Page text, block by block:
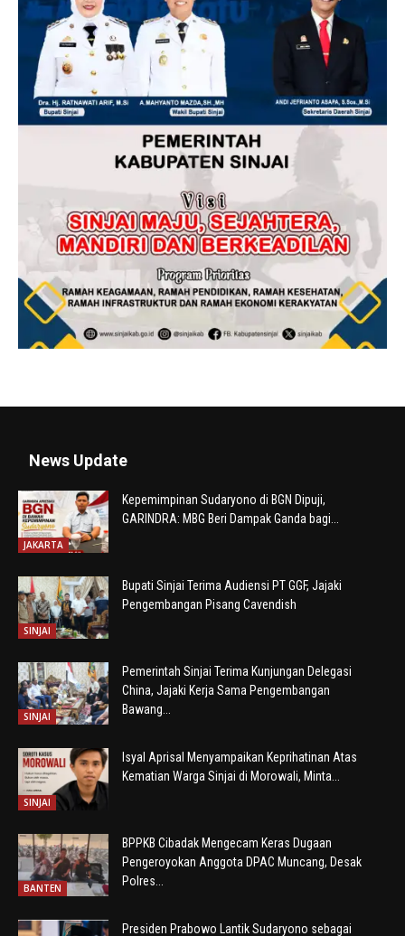
News Update
JAKARTA
Kepemimpinan Sudaryono di BGN Dipuji,
GARINDRA: MBG Beri Dampak Ganda bagi...
SINJAI
Bupati Sinjai Terima Audiensi PT GGF, Jajaki
Pengembangan Pisang Cavendish
SINJAI
Pemerintah Sinjai Terima Kunjungan Delegasi
China, Jajaki Kerja Sama Pengembangan
Bawang...
SINJAI
Isyal Aprisal Menyampaikan Keprihatinan Atas
Kematian Warga Sinjai di Morowali, Minta...
BANTEN
BPPKB Cibadak Mengecam Keras Dugaan
Pengeroyokan Anggota DPAC Muncang, Desak
Polres...
Presiden Prabowo Lantik Sudaryono sebagai